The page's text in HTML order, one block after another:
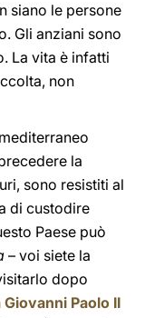
siano le persone
Gli anziani sono
La vita è infatti
non
la
sono resistiti al
di custodire
Paese può
– voi siete la
dopo
Giovanni Paolo II